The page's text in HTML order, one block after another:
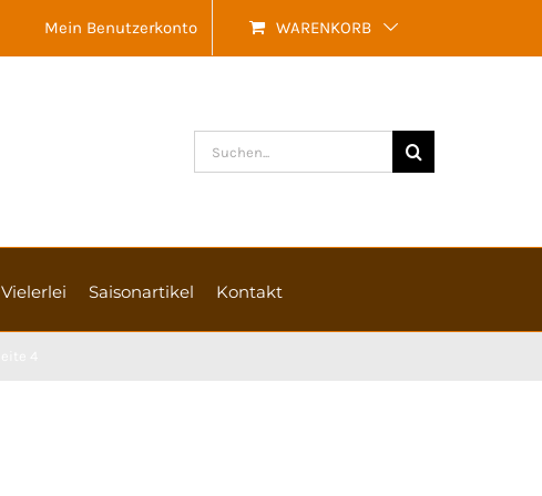
Mein Benutzerkonto WARENKORB
Suche
nach:
Vielerlei Saisonartikel Kontakt